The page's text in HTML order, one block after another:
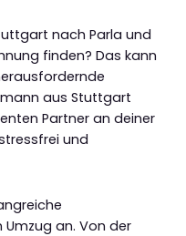
nach Parla und
finden? Das kann
aus Stuttgart
Partner an deiner
und
an. Von der